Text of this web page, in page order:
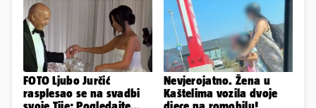
FOTO Ljubo Jurčić
rasplesao se na svadbi
Nevjerojatno. Žena u
Kaštelima vozila dvoje